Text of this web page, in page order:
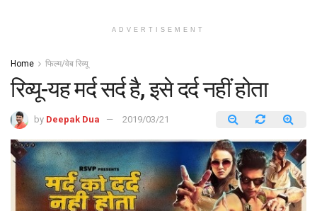
ADVERTISEMENT
Home फिल्म/वेब रिव्यू
रिव्यू-यह मर्द सर्द है, इसे दर्द नहीं होता
by Deepak Dua 2019/03/21